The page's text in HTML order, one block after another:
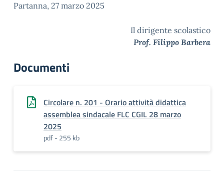
Partanna, 27 marzo 2025
Il dirigente scolastico
Prof. Filippo Barbera
Documenti
Circolare n. 201 - Orario attività didattica
assemblea sindacale FLC CGIL 28 marzo
2025
pdf - 255 kb